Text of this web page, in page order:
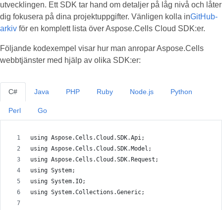
utvecklingen. Ett SDK tar hand om detaljer på låg nivå och låter
dig fokusera på dina projektuppgifter. Vänligen kolla inGitHub-
arkiv för en komplett lista över Aspose.Cells Cloud SDK:er.
Följande kodexempel visar hur man anropar Aspose.Cells
webbtjänster med hjälp av olika SDK:er:
C#
using Aspose.Cells.Cloud.SDK.Api;
using Aspose.Cells.Cloud.SDK.Model;
using Aspose.Cells.Cloud.SDK.Request;
using System;
using System.IO;
using System.Collections.Generic;
Java PHP Ruby Node.js Python
Perl Go